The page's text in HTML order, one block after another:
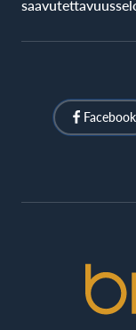
Facebook
Cinemas